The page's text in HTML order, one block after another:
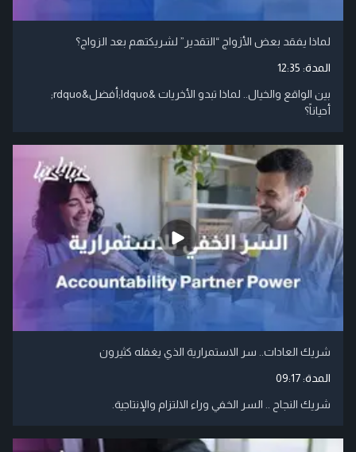
لماذا يفقد بعض الأزواج “التقدير” لشريكتهم بعد الزواج؟
المدة: 12:35
بين الواقع والخيال.. لماذا تبدو الأخريات &ldquo;أفضل&rdquo;
أحياناً؟
شريك العادات.. سر الاستمرارية الذي يغفله كثيرون
المدة:09:17
شريك النجاح .. السر الخفي وراء الالتزام والإنتاجية.